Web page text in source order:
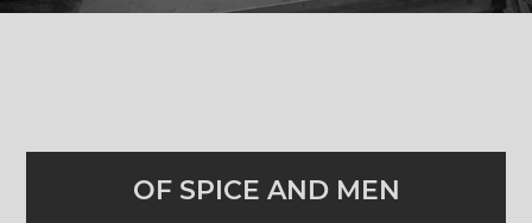
OF SPICE AND MEN